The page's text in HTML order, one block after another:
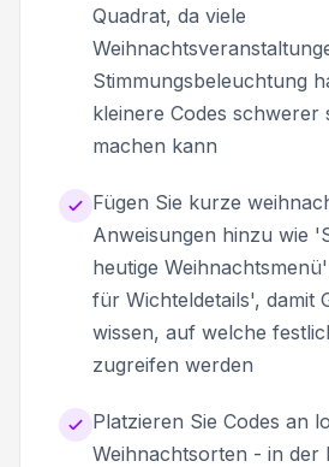
Quadrat, da viele
Stimmungsbeleuchtung
kleinere Codes schwerer
machen kann
Fügen Sie kurze
Anweisungen hinzu wie
heutige
für Wichteldetails', damit
wissen, auf welche
zugreifen werden
Platzieren Sie Codes an
Weihnachtsorten - in der